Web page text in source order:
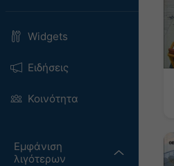
Widgets
Ειδήσεις
Κοινότητα
Εμφάνιση
λιγότερων